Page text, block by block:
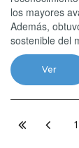
los mayores
Además,
sostenible del
Ver
1